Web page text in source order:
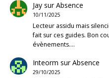
JaysurAbsence
10/11/2025
Lecteur assidu mais
fait sur ces guides. Bon
évènements.…
Inteorm surAbsence
29/10/2025